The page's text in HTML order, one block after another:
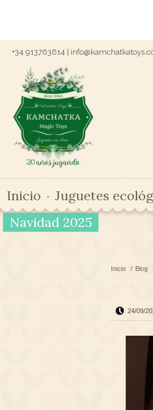
+34 913763614 |
Inicio Juguetes
Navidad 2025
Inicio / Blog
24/09/